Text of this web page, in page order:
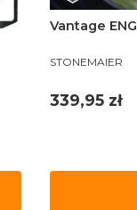
Vantage ENG
PRODUCENT
STONEMAIER
Cena
339,95 zł